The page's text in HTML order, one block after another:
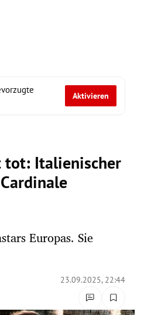
Aktivieren
tot: Italienischer
Europas. Sie
23.09.2025, 22:44